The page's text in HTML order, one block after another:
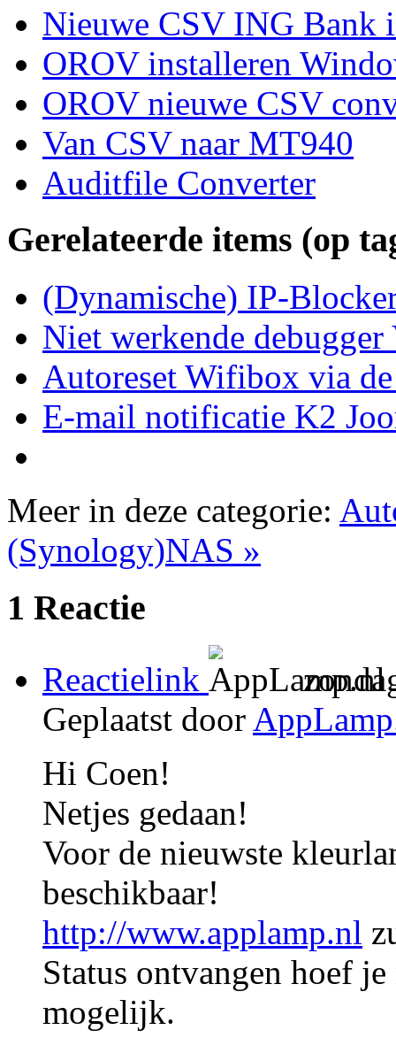
Nieuwe CSV ING Bank
OROV installeren
OROV nieuwe CSV
Van CSV naar MT940
Auditfile Converter
Gerelateerde items (op
(Dynamische) IP-
Niet werkende
Autoreset Wifibox via
E-mail notificatie K2
Meer in deze categorie:
(Synology)NAS »
1 Reactie
Reactielink
Geplaatst door
Hi Coen!
Netjes gedaan!
Voor de nieuwste
beschikbaar!
http://www.applamp.nl
Status ontvangen hoef
mogelijk.